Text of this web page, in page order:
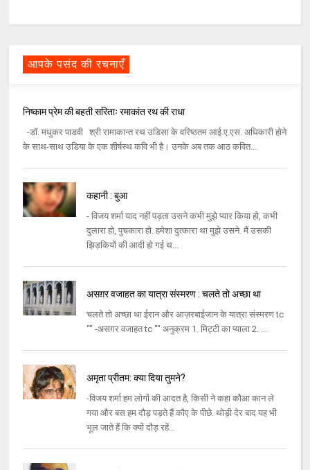
आपके पसंद की रचनाएँ
निष्काम प्रेम की बहती सरिताः रमाकांत रथ की राधा
-डॉ. मधुकर पाडवी श्री रामाकान्त रथ उडिसा के वरिष्ठतम आई.ए.एस. अधिकारी होने
के साथ-साथ उडिया के एक शीर्षस्थ कवि भी है। उनके अब तक आठ कवित...
कहानी : बुआ
- विजय शर्मा याद नहीं पड़ता उसने कभी मुझे प्यार किया हो, कभी
दुलारा हो, पुचकारा हो. हमेशा दुत्कारा था मुझे उसने. मैं उसकी
झिड़कियों की आदी हो गई थ...
असग़र वजाहत का यात्रा संस्मरण : चलते तो अच्छा था
चलते तो अच्छा था ईरान और आज़रबाईजान के यात्रा संस्मरण tc
"" -असग़र वजाहत tc "" अनुक्रम 1. मिट्टी का प्याला 2. ...
अमृता प्रीतम: क्या दिया तुमने?
-विजय शर्मा हम लोगों की आदत है, किसी ने कहा कौआ कान ले
गया और बस हम दौड़ पड़ते हैं कौए के पीछे. थोड़ी देर बाद यह भी
भूल जाते हैं कि क्यों दौड़ रहें...